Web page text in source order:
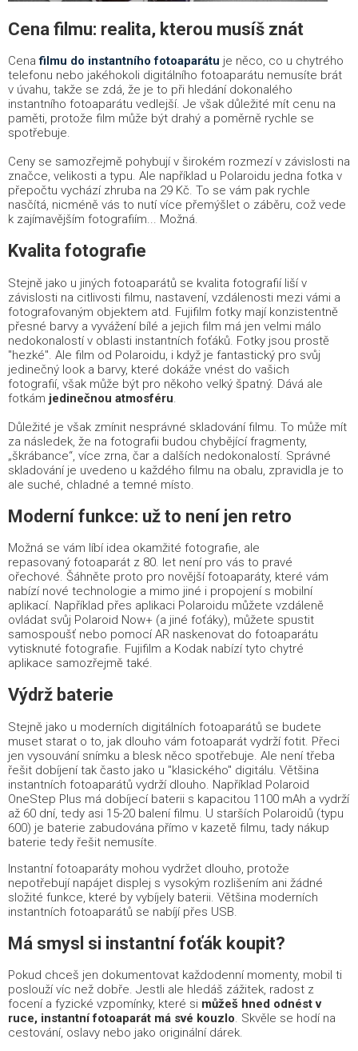
Cena filmu: realita, kterou musíš znát
Cenafilmu do instantního fotoaparátu je něco, co u chytrého
telefonu nebo jakéhokoli digitálního fotoaparátu nemusíte brát
v úvahu, takže se zdá, že je to při hledání dokonalého
instantního fotoaparátu vedlejší. Je však důležité mít cenu na
paměti, protože film může být drahý a poměrně rychle se
spotřebuje.
Ceny se samozřejmě pohybují v širokém rozmezí v závislosti na
značce, velikosti a typu. Ale například u Polaroidu jedna fotka v
přepočtu vychází zhruba na 29 Kč. To se vám pak rychle
nasčítá, nicméně vás to nutí více přemýšlet o záběru, což vede
k zajímavějším fotografiím... Možná.
Kvalita fotografie
Stejně jako u jiných fotoaparátů se kvalita fotografií liší v
závislosti na citlivosti filmu, nastavení, vzdálenosti mezi vámi a
fotografovaným objektem atd. Fujifilm fotky mají konzistentně
přesné barvy a vyvážení bílé a jejich film má jen velmi málo
nedokonalostí v oblasti instantních foťáků. Fotky jsou prostě
"hezké". Ale film od Polaroidu, i když je fantastický pro svůj
jedinečný look a barvy, které dokáže vnést do vašich
fotografií, však může být pro někoho velký špatný. Dává ale
fotkám jedinečnou atmosféru
Důležité je však zmínit nesprávné skladování filmu. To může mít
za následek, že na fotografii budou chybějící fragmenty,
„škrábance“, více zrna, čar a dalších nedokonalostí. Správné
skladování je uvedeno u každého filmu na obalu, zpravidla je to
ale suché, chladné a temné místo.
Moderní funkce: už to není jen retro
Možná se vám líbí idea okamžité fotografie, ale
repasovaný fotoaparát z 80. let není pro vás to pravé
ořechové. Šáhněte proto pro novější fotoaparáty, které vám
nabízí nové technologie a mimo jiné i propojení s mobilní
aplikací. Například přes aplikaci Polaroidu můžete vzdáleně
ovládat svůj Polaroid Now+ (a jiné foťáky), můžete spustit
samospoušť nebo pomocí AR naskenovat do fotoaparátu
vytisknuté fotografie. Fujifilm a Kodak nabízí tyto chytré
aplikace samozřejmě také.
Výdrž baterie
Stejně jako u moderních digitálních fotoaparátů se budete
muset starat o to, jak dlouho vám fotoaparát vydrží fotit. Přeci
jen vysouvání snímku a blesk něco spotřebuje. Ale není třeba
řešit dobíjení tak často jako u "klasického" digitálu. Většina
instantních fotoaparátů vydrží dlouho. Například Polaroid
OneStep Plus má dobíjecí baterii s kapacitou 1100 mAh a vydrží
až 60 dní, tedy asi 15-20 balení filmu. U starších Polaroidů (typu
600) je baterie zabudována přímo v kazetě filmu, tady nákup
baterie tedy řešit nemusíte.
Instantní fotoaparáty mohou vydržet dlouho, protože
nepotřebují napájet displej s vysokým rozlišením ani žádné
složité funkce, které by vybíjely baterii. Většina moderních
instantních fotoaparátů se nabíjí přes USB.
Má smysl si instantní foťák koupit?
Pokud chceš jen dokumentovat každodenní momenty, mobil ti
poslouží víc než dobře. Jestli ale hledáš zážitek, radost z
focení a fyzické vzpomínky, které si můžeš hned odnést v
ruce, instantní fotoaparát má své kouzlo. Skvěle se hodí na
cestování, oslavy nebo jako originální dárek.